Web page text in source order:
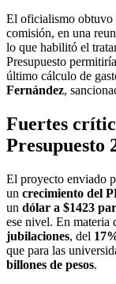
El oficialismo obtuvo
comisión, en una
lo que habilitó el
Presupuesto
último cálculo de
Fernández,
Fuertes
Presupuesto
El proyecto enviado
un crecimiento del
un dólar a $1423
ese nivel. En materia
jubilaciones, del
que para las
billones de pesos.